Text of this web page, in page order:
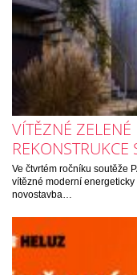
VÍTĚZNÉ
Ve čtvrtém ročníku soutěže
vítězné moderní
novostavba…